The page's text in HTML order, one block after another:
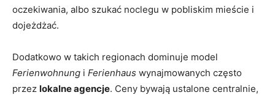
oczekiwania, albo szukać noclegu w pobliskim mieście i
dojeżdżać.
Dodatkowo w takich regionach dominuje model
Ferienwohnung i Ferienhaus wynajmowanych często
przez lokalne agencje. Ceny bywają ustalone centralnie,